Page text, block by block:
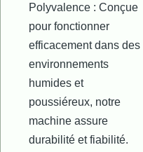
Polyvalence : Conçue
pour fonctionner
efficacement dans des
environnements
humides et
poussiéreux, notre
machine assure
durabilité et fiabilité.